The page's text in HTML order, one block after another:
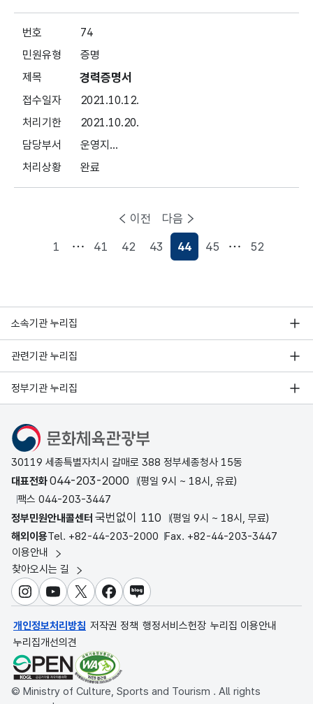
74
증명
경력증명서
2021.10.12.
2021.10.20.
운영지...
완료
이전
1
41 42 43
현재페이지
44 45 52
다음
소속기관 누리집
관련기관 누리집
정부기관 누리집
문화체육관광부
30119 세종특별자치시 갈매로 388 정부세종청사 15동
대표전화044-203-2000
(평일 9시 ~ 18시, 유료)
팩스 044-203-3447
정부민원안내콜센터 국번없이 110
(평일 9시 ~ 18시, 무료)
해외이용Tel. +82-44-203-2000 Fax. +82-44-203-3447
이용안내
찾아오시는 길
인스타그램
유튜브X 페이스북
블로그
개인정보처리방침 저작권 정책 행정서비스헌장 누리집 이용안내
누리집개선의견
© Ministry of Culture, Sports and Tourism . All rights